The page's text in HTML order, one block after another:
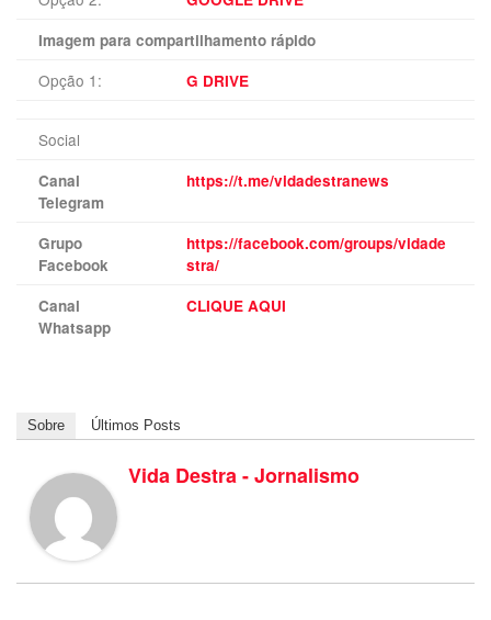
Imagem para compartilhamento rápido
Opção 1: G DRIVE
Social
Canal
Telegram
https://t.me/vidadestranews
Grupo
Facebook
https://facebook.com/groups/vidade
stra/
Canal
Whatsapp
CLIQUE AQUI
Sobre Últimos Posts
Vida Destra - Jornalismo